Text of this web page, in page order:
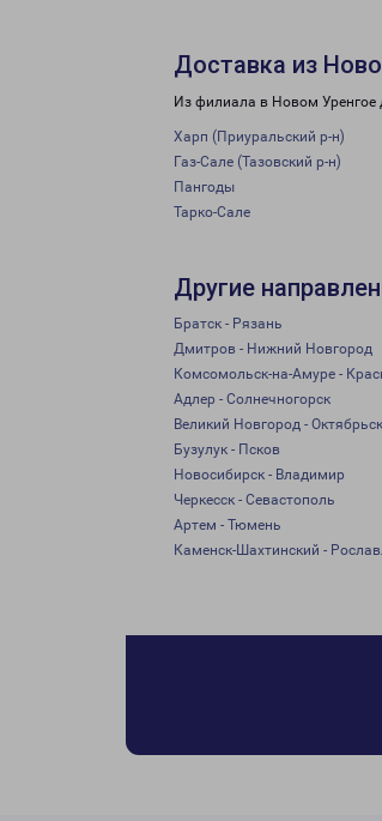
Доставка из
Из филиала в Новом Уренгое
Харп (Приуральский р-н)
Газ-Сале (Тазовский р-н)
Пангоды
Тарко-Сале
Другие
Братск - Рязань
Дмитров - Нижний Новгород
Комсомольск-на-Амуре -
Адлер - Солнечногорск
Великий Новгород -
Бузулук - Псков
Новосибирск - Владимир
Черкесск - Севастополь
Артем - Тюмень
Каменск-Шахтинский -